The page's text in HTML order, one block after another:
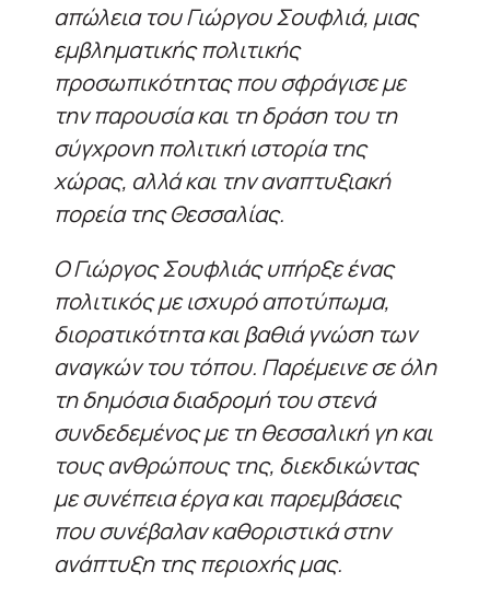
απώλεια του Γιώργου Σουφλιά, μιας
εμβληματικής πολιτικής
προσωπικότητας που σφράγισε με
την παρουσία και τη δράση του τη
σύγχρονη πολιτική ιστορία της
χώρας, αλλά και την αναπτυξιακή
πορεία της Θεσσαλίας.
Ο Γιώργος Σουφλιάς υπήρξε ένας
πολιτικός με ισχυρό αποτύπωμα,
διορατικότητα και βαθιά γνώση των
αναγκών του τόπου. Παρέμεινε σε όλη
τη δημόσια διαδρομή του στενά
συνδεδεμένος με τη θεσσαλική γη και
τους ανθρώπους της, διεκδικώντας
με συνέπεια έργα και παρεμβάσεις
που συνέβαλαν καθοριστικά στην
ανάπτυξη της περιοχής μας.